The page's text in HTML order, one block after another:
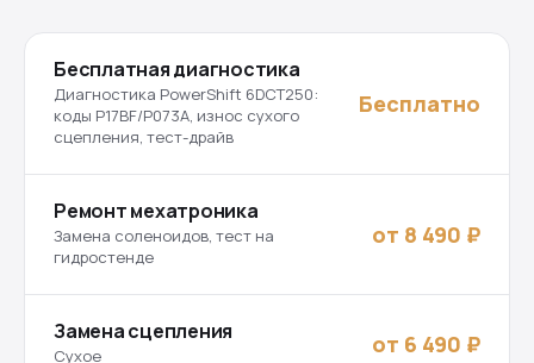
Бесплатная диагностика
Диагностика PowerShift 6DCT250:
коды P17BF/P073A, износ сухого
сцепления, тест-драйв
Бесплатно
Ремонт мехатроника
Замена соленоидов, тест на
гидростенде
от 8 490 ₽
Замена сцепления
Сухое от 6 490 ₽